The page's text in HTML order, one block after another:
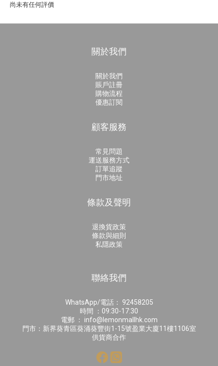
尚未有任何評價
關於我們
關於我們
賬戶註冊
購物流程
優惠訂閱
顧客服務
常見問題
運送服務方式
訂單追蹤
門市地址
條款及聲明
退換貨政策
條款與細則
私隱政策
聯絡我們
WhatsApp/電話： 92458205
時間 ：09:30-17:30
電郵 ： info@lemonmallhk.com
門市：新界葵青區葵涌葵豐街1-15號盈業大廈11樓1106室
供貨商合作